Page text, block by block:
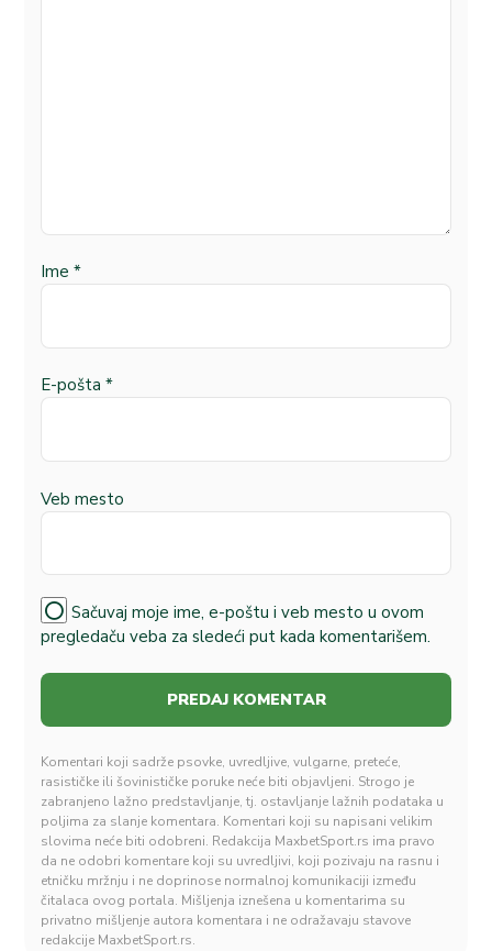
Ime *
E-pošta *
Veb mesto
Sačuvaj moje ime, e-poštu i veb mesto u ovom
pregledaču veba za sledeći put kada komentarišem.
Komentari koji sadrže psovke, uvredljive, vulgarne, preteće,
rasističke ili šovinističke poruke neće biti objavljeni. Strogo je
zabranjeno lažno predstavljanje, tj. ostavljanje lažnih podataka u
poljima za slanje komentara. Komentari koji su napisani velikim
slovima neće biti odobreni. Redakcija MaxbetSport.rs ima pravo
da ne odobri komentare koji su uvredljivi, koji pozivaju na rasnu i
etničku mržnju i ne doprinose normalnoj komunikaciji između
čitalaca ovog portala. Mišljenja iznešena u komentarima su
privatno mišljenje autora komentara i ne odražavaju stavove
redakcije MaxbetSport.rs.